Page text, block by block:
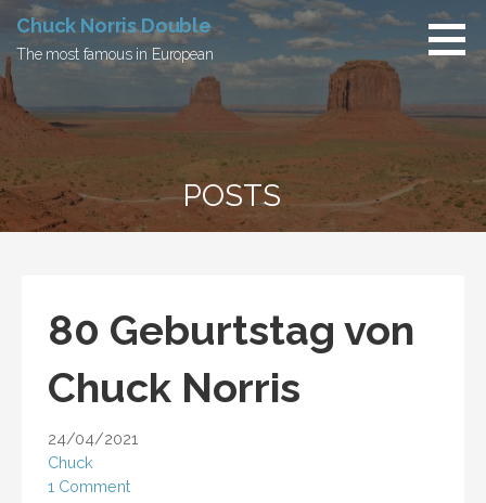
Skip
content
Chuck Norris Double
The most famous in European
POSTS
80 Geburtstag von
Chuck Norris
24/04/2021
Chuck
1 Comment